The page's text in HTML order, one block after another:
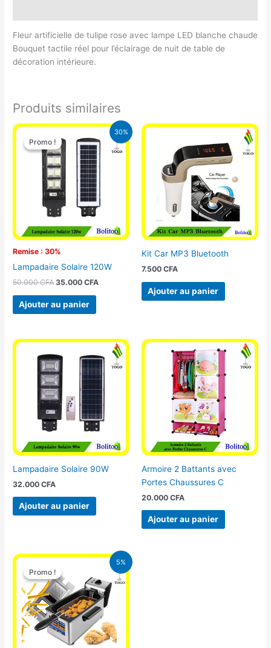
Fleur artificielle de tulipe rose avec lampe LED blanche chaude
Bouquet tactile réel pour l’éclairage de nuit de table de
décoration intérieure.
Produits similaires
30%
Promo !
Remise : 30%
Promo !
Lampadaire Solaire 120W
50.000CFA
Le
prix
initial
était :
50.000 CFA.
35.000CFA
Le
prix
actuel
est :
35.000 CFA.
Ajouter au panier
Kit Car MP3 Bluetooth
7.500 CFA
Ajouter au panier
Lampadaire Solaire 90W
32.000CFA
Ajouter au panier
Armoire 2 Battants avec
Portes Chaussures C
20.000 CFA
Ajouter au panier
5%
Promo !
Promo !
Le
initial
était :
39.000 CFA.
Le
prix
actuel
est :
37.000 CFA.